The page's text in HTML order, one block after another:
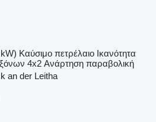
Καύσιμο πετρέλαιο Ικανότητα
4x2 Ανάρτηση παραβολική
an der Leitha